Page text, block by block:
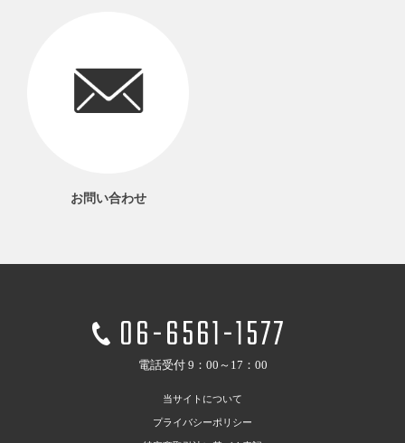
お問い合わせ
06-6561-1577
電話受付 9：00～17：00
当サイトについて
プライバシーポリシー